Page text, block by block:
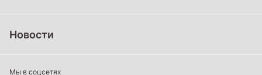
Дополнительное образование
Новости
Мы в соцсетях